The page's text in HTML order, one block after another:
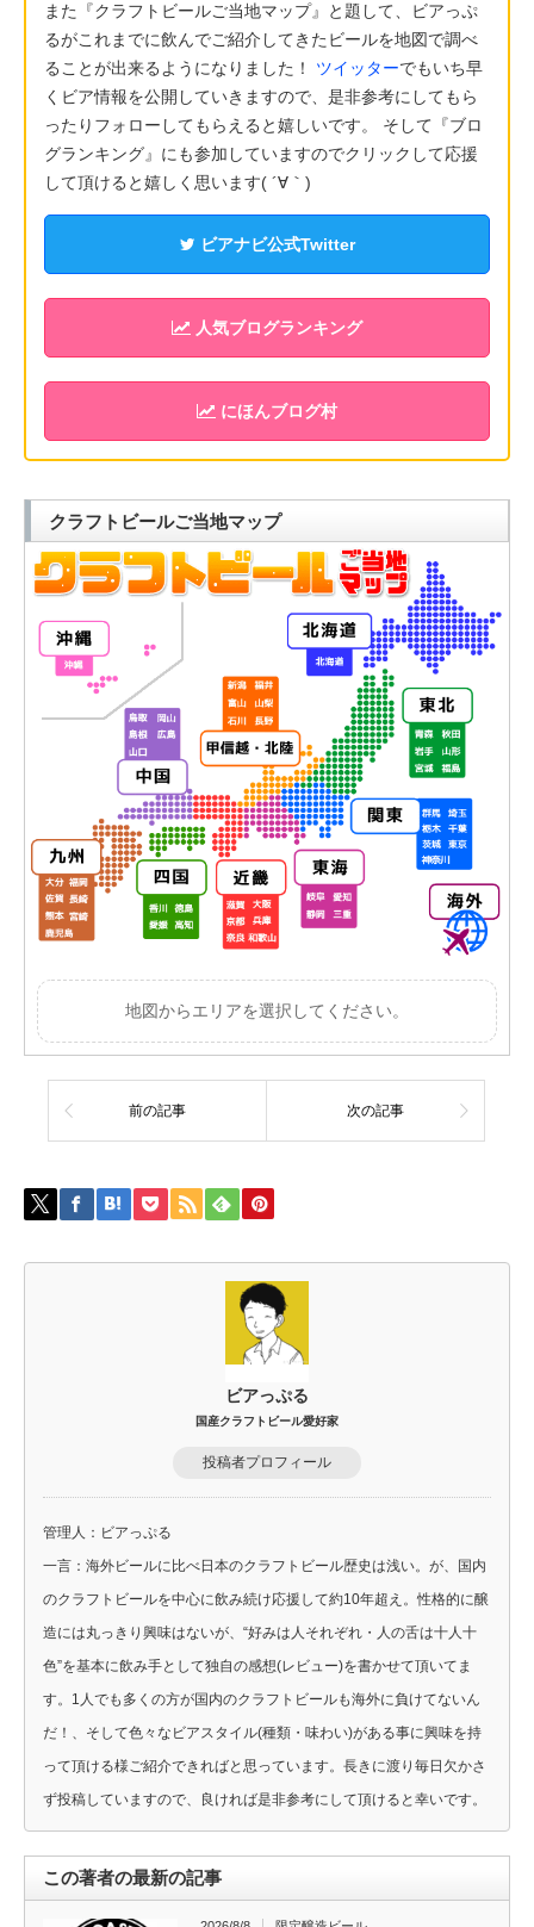
また『クラフトビールご当地マップ』と題して、ビアっぷ
るがこれまでに飲んでご紹介してきたビールを地図で調べ
ることが出来るようになりました！ ツイッターでもいち早
くビア情報を公開していきますので、是非参考にしてもら
ったりフォローしてもらえると嬉しいです。 そして『ブロ
グランキング』にも参加していますのでクリックして応援
して頂けると嬉しく思います( ´∀｀)
ビアナビ公式Twitter
人気ブログランキング
にほんブログ村
クラフトビールご当地マップ
地図からエリアを選択してください。
前の記事 次の記事
ビアっぷる
国産クラフトビール愛好家
投稿者プロフィール
管理人：ビアっぷる
一言：海外ビールに比べ日本のクラフトビール歴史は浅い。が、国内
のクラフトビールを中心に飲み続け応援して約10年超え。性格的に醸
造には丸っきり興味はないが、“好みは人それぞれ・人の舌は十人十
色”を基本に飲み手として独自の感想(レビュー)を書かせて頂いてま
す。1人でも多くの方が国内のクラフトビールも海外に負けてないん
だ！、そして色々なビアスタイル(種類・味わい)がある事に興味を持
って頂ける様ご紹介できればと思っています。長きに渡り毎日欠かさ
ず投稿していますので、良ければ是非参考にして頂けると幸いです。
この著者の最新の記事